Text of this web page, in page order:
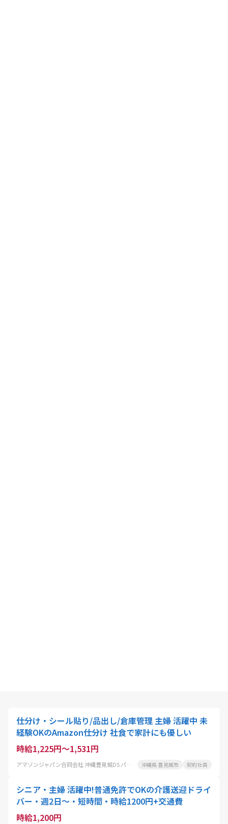
仕分け・シール貼り/品出し/倉庫管理 主婦 活躍中 未
経験OKのAmazon仕分け 社食で家計にも優しい
時給1,225円～1,531円
アマゾンジャパン合同会社 沖縄豊見城DS パートタイム 沖縄県 豊見城市 契約社員
シニア・主婦 活躍中!普通免許でOKの介護送迎ドライ
バー・週2日〜・短時間・時給1200円+交通費
時給1,200円